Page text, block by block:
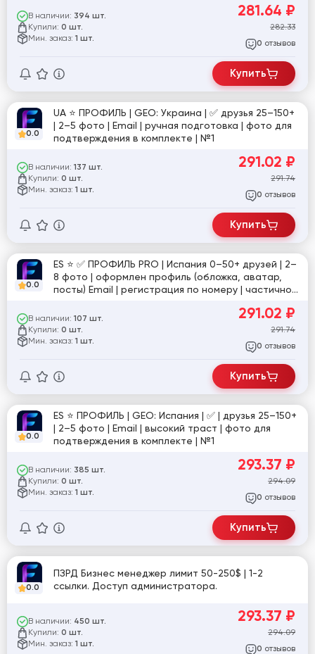
В наличии: 394 шт.
Купили: 0 шт.
Мин. заказ: 1 шт.
281.64 ₽
282.33
0 отзывов
Купить
0.0
UA ⭐️ ПРОФИЛЬ | GEO: Украина | ✅ друзья 25–150+
| 2–5 фото | Email | ручная подготовка | фото для
подтверждения в комплекте | №1
В наличии: 137 шт.
Купили: 0 шт.
Мин. заказ: 1 шт.
291.02 ₽
291.74
0 отзывов
Купить
0.0
ES ⭐️ ✅ ПРОФИЛЬ PRO | Испания 0–50+ друзей | 2–
8 фото | оформлен профиль (обложка, аватар,
посты) Email | регистрация по номеру | частично
активность | №10
В наличии: 107 шт.
Купили: 0 шт.
Мин. заказ: 1 шт.
291.02 ₽
291.74
0 отзывов
Купить
0.0
ES ⭐️ ПРОФИЛЬ | GEO: Испания | ✅ | друзья 25–150+
| 2–5 фото | Email | высокий траст | фото для
подтверждения в комплекте | №1
В наличии: 385 шт.
Купили: 0 шт.
Мин. заказ: 1 шт.
293.37 ₽
294.09
0 отзывов
Купить
0.0
ПЗРД Бизнес менеджер лимит 50-250$ | 1-2
ссылки. Доступ администратора.
В наличии: 450 шт.
Купили: 0 шт.
Мин. заказ: 1 шт.
293.37 ₽
294.09
0 отзывов